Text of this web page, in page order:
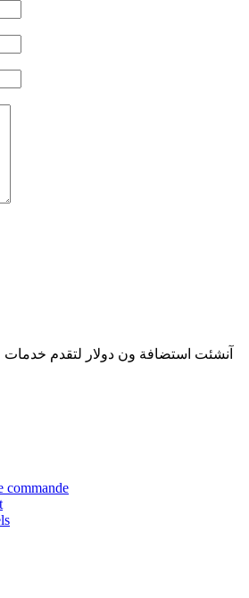
آنشئت استضافة ون دولار لتقدم خدمات
commande